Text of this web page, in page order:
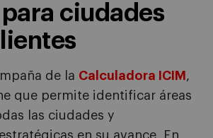
ciudades
de la Calculadora ICIM ,
que permite identificar áreas
las ciudades y
en su avance. En